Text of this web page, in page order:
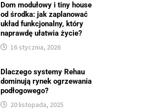
Dom modułowy i tiny house
od środka: jak zaplanować
układ funkcjonalny, który
naprawdę ułatwia życie?
16 stycznia, 2026
Dlaczego systemy Rehau
dominują rynek ogrzewania
podłogowego?
20 listopada, 2025